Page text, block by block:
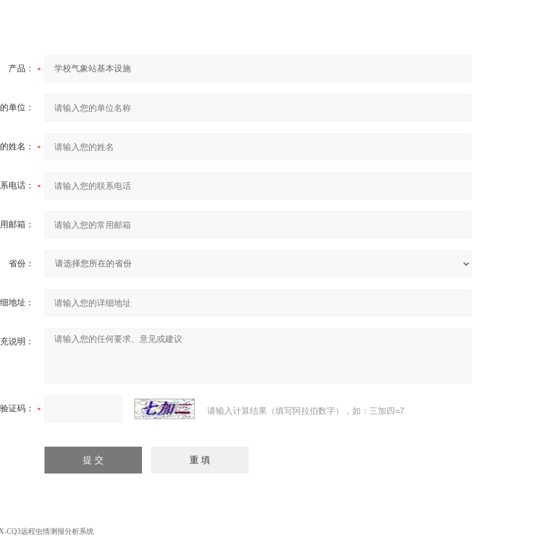
产品：
单位：
姓名：
电话：
邮箱：
省份：
地址：
说明：
验证码： 请输入计算结果（填写阿拉伯数字），如：三加四=7
CQ3远程虫情测报分析系统